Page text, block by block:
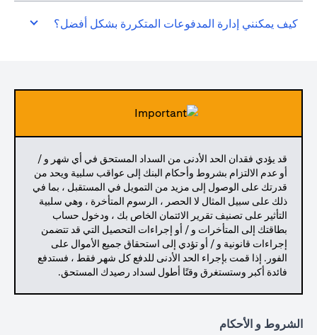
كيف يمكنني إدارة المدفوعات المتكررة بشكل أفضل؟
قد يؤدي فقدان الحد الأدنى من السداد المستحق في أي شهر و /
أو عدم الالتزام بشروط وأحكام البنك إلى عواقب سلبية ويحد من
قدرتك على الوصول إلى مزيد من التمويل في المستقبل ، بما في
ذلك على سبيل المثال لا الحصر ، الرسوم المتأخرة ، وهي سلبية
التأثير على تصنيف تقرير الائتمان الخاص بك ، ودخول حساب
بطاقتك إلى المتأخرات و / أو إجراءات التحصيل التي قد تتضمن
إجراءات قانونية و / أو تؤدي إلى استحقاق جميع الأموال على
الفور. إذا قمت بإجراء الحد الأدنى للدفع كل شهر فقط ، فستدفع
فائدة أكبر وستستغرق وقتًا أطول لسداد رصيدك المستحق.
الشروط و الأحكام